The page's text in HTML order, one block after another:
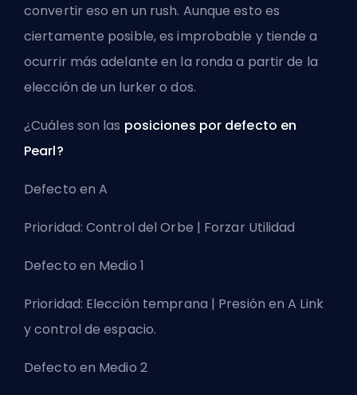
convertir eso en un rush. Aunque esto es
ciertamente posible, es improbable y tiende a
ocurrir más adelante en la ronda a partir de la
elección de un lurker o dos.
¿Cuáles son las posiciones por defecto en
Pearl?
Defecto en A
Prioridad: Control del Orbe | Forzar Utilidad
Defecto en Medio 1
Prioridad: Elección temprana | Presión en A Link
y control de espacio.
Defecto en Medio 2